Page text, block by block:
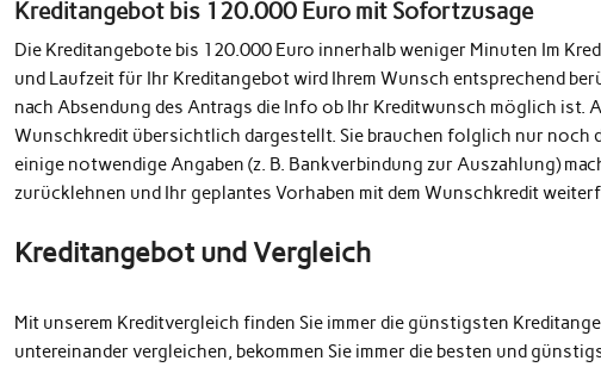
Kreditangebot bis 120.000 Euro mit Sofortzusage
Die Kreditangebote bis 120.000 Euro innerhalb weniger Minuten Im
und Laufzeit für Ihr Kreditangebot wird Ihrem Wunsch entsprechend
nach Absendung des Antrags die Info ob Ihr Kreditwunsch möglich ist.
Wunschkredit übersichtlich dargestellt. Sie brauchen folglich nur
einige notwendige Angaben (z. B. Bankverbindung zur Auszahlung)
zurücklehnen und Ihr geplantes Vorhaben mit dem Wunschkredit
Kreditangebot und Vergleich
Mit unserem Kreditvergleich finden Sie immer die günstigsten
untereinander vergleichen, bekommen Sie immer die besten und